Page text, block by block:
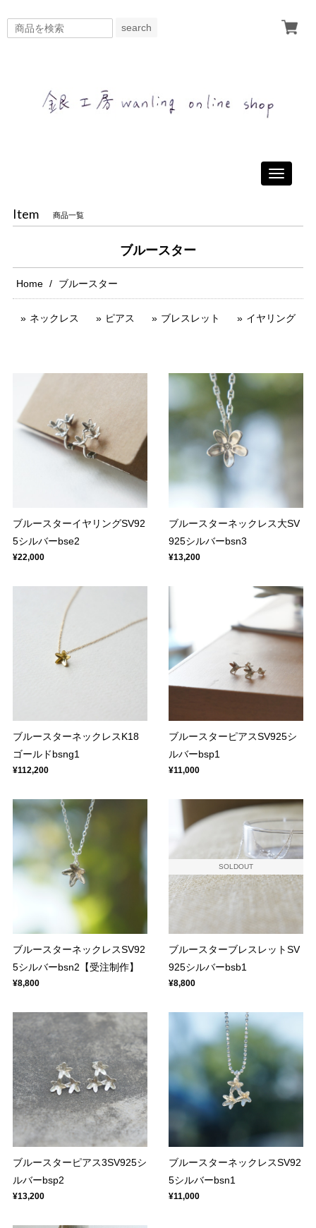
search
Toggle
Item 商品一覧
ブルースター
Home ブルースター
ネックレス ピアス ブレスレット イヤリング
ブルースターイヤリングSV92
5シルバーbse2
¥22,000
ブルースターネックレス大SV
925シルバーbsn3
¥13,200
ブルースターネックレスK18
ゴールドbsng1
¥112,200
ブルースターピアスSV925シ
ルバーbsp1
¥11,000
ブルースターネックレスSV92
5シルバーbsn2【受注制作】
¥8,800
SOLDOUT
ブルースターブレスレットSV
925シルバーbsb1
¥8,800
ブルースターピアス3SV925シ
ルバーbsp2
¥13,200
ブルースターネックレスSV92
5シルバーbsn1
¥11,000